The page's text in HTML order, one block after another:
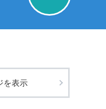
を表示